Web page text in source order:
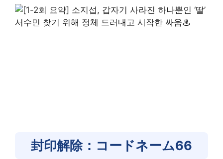
封印解除：コードネーム66